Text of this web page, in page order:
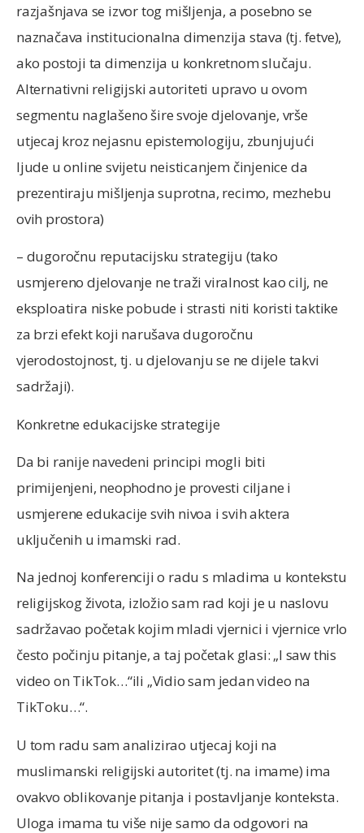
razjašnjava se izvor tog mišljenja, a posebno se
naznačava institucionalna dimenzija stava (tj. fetve),
ako postoji ta dimenzija u konkretnom slučaju.
Alternativni religijski autoriteti upravo u ovom
segmentu naglašeno šire svoje djelovanje, vrše
utjecaj kroz nejasnu epistemologiju, zbunjujući
ljude u online svijetu neisticanjem činjenice da
prezentiraju mišljenja suprotna, recimo, mezhebu
ovih prostora)
– dugoročnu reputacijsku strategiju (tako
usmjereno djelovanje ne traži viralnost kao cilj, ne
eksploatira niske pobude i strasti niti koristi taktike
za brzi efekt koji narušava dugoročnu
vjerodostojnost, tj. u djelovanju se ne dijele takvi
sadržaji).
Konkretne edukacijske strategije
Da bi ranije navedeni principi mogli biti
primijenjeni, neophodno je provesti ciljane i
usmjerene edukacije svih nivoa i svih aktera
uključenih u imamski rad.
Na jednoj konferenciji o radu s mladima u kontekstu
religijskog života, izložio sam rad koji je u naslovu
sadržavao početak kojim mladi vjernici i vjernice vrlo
često počinju pitanje, a taj početak glasi: „I saw this
video on TikTok…“ili „Vidio sam jedan video na
TikToku…“.
U tom radu sam analizirao utjecaj koji na
muslimanski religijski autoritet (tj. na imame) ima
ovakvo oblikovanje pitanja i postavljanje konteksta.
Uloga imama tu više nije samo da odgovori na